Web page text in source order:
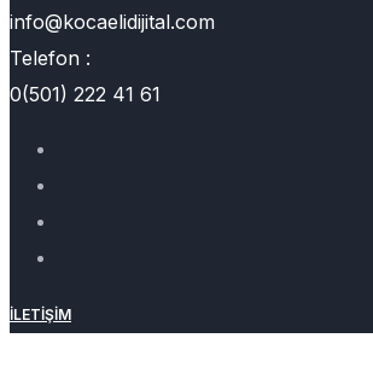
info@kocaelidijital.com
Telefon :
0(501) 222 41 61
İLETIŞIM